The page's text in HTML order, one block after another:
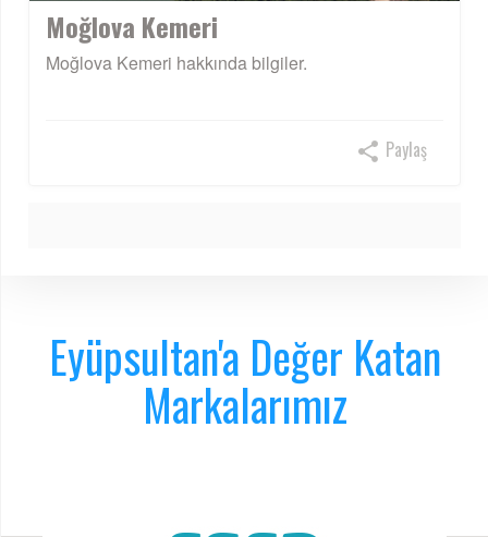
Moğlova Kemeri
Moğlova Kemeri hakkında bilgiler.
Paylaş
Eyüpsultan'a Değer Katan
Markalarımız